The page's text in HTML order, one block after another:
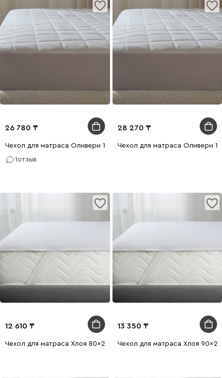
26 780
Чехол для матраса Оливери 160x200
1отзыв
28 270
Чехол для матраса Оливери
12 610
Чехол для матраса Хлоя 80x200
13 350
Чехол для матраса Хлоя